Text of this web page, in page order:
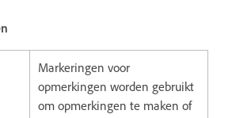
Markeringen voor
opmerkingen worden gebruikt
om opmerkingen te maken of